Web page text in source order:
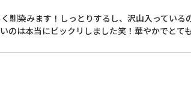
馴染みます！しっとりするし、沢山入ってい
は本当にビックリしました笑！華やかでとて